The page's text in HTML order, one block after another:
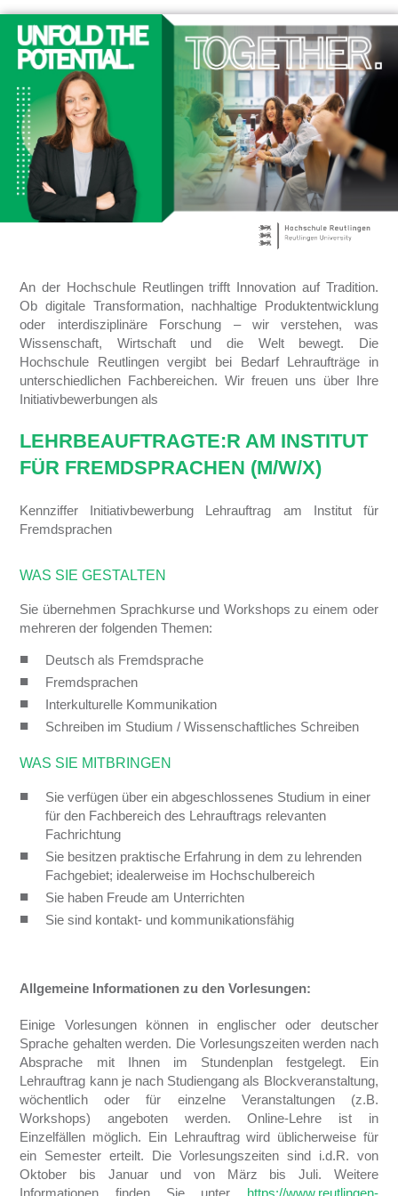
An der Hochschule Reutlingen trifft Innovation auf Tradition.
Ob digitale Transformation, nachhaltige Produktentwicklung
oder interdisziplinäre Forschung – wir verstehen, was
Wissenschaft, Wirtschaft und die Welt bewegt. Die
Hochschule Reutlingen vergibt bei Bedarf Lehraufträge in
unterschiedlichen Fachbereichen. Wir freuen uns über Ihre
Initiativbewerbungen als
LEHRBEAUFTRAGTE:R AM INSTITUT
FÜR FREMDSPRACHEN (M/W/X)
Kennziffer Initiativbewerbung Lehrauftrag am Institut für
Fremdsprachen
WAS SIE GESTALTEN
Sie übernehmen Sprachkurse und Workshops zu einem oder
mehreren der folgenden Themen:
Deutsch als Fremdsprache
Fremdsprachen
Interkulturelle Kommunikation
Schreiben im Studium / Wissenschaftliches Schreiben
WAS SIE MITBRINGEN
Sie verfügen über ein abgeschlossenes Studium in einer
für den Fachbereich des Lehrauftrags relevanten
Fachrichtung
Sie besitzen praktische Erfahrung in dem zu lehrenden
Fachgebiet; idealerweise im Hochschulbereich
Sie haben Freude am Unterrichten
Sie sind kontakt- und kommunikationsfähig
Allgemeine Informationen zu den Vorlesungen:
Einige Vorlesungen können in englischer oder deutscher
Sprache gehalten werden. Die Vorlesungszeiten werden nach
Absprache mit Ihnen im Stundenplan festgelegt. Ein
Lehrauftrag kann je nach Studiengang als Blockveranstaltung,
wöchentlich oder für einzelne Veranstaltungen (z.B.
Workshops) angeboten werden. Online-Lehre ist in
Einzelfällen möglich. Ein Lehrauftrag wird üblicherweise für
ein Semester erteilt. Die Vorlesungszeiten sind i.d.R. von
Oktober bis Januar und von März bis Juli. Weitere
Informationen finden Sie unter https://www.reutlingen-